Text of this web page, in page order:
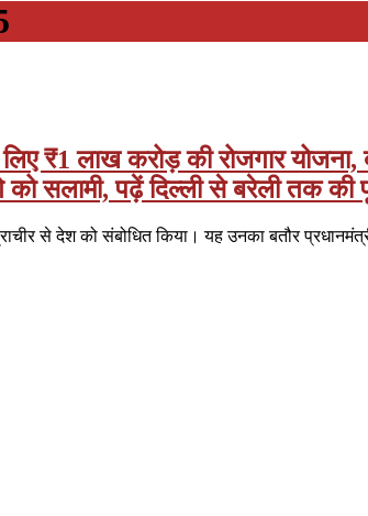
₹1 लाख करोड़ की रोजगार
सलामी, पढ़ें दिल्ली से बरेली तक की
से देश को संबोधित किया। यह उनका बतौर